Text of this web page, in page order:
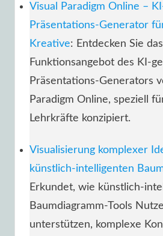
Visual Paradigm Online –
Präsentations-Generator
Kreative: Entdecken Sie
Funktionsangebot des KI-
Präsentations-Generators
Paradigm Online, speziell
Lehrkräfte konzipiert.
Visualisierung komplexer
künstlich-intelligenten
Erkundet, wie künstlich-
Baumdiagramm-Tools
unterstützen, komplexe